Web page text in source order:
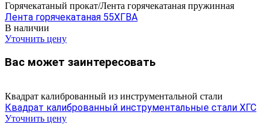
Горячекатаный прокат/Лента горячекатаная пружинная
Лента горячекатаная 55ХГВА
В наличии
Уточнить цену
Вас может заинтересовать
Квадрат калиброванный из инструментальной стали
Квадрат калиброванный инструментальные стали ХГС
Уточнить цену